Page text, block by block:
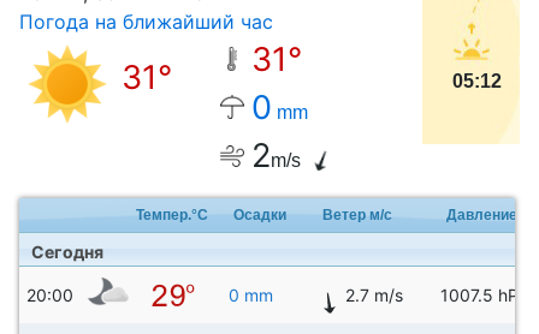
Погода на ближайший час
31°
31°
0 mm
2m/s
05:12
Темпер.°C Осадки Ветер м/с Давление
Сегодня
20:00 0 mm 2.7 m/s 1007.5 hPa